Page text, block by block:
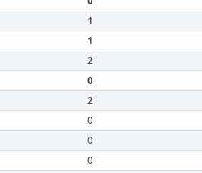
1
1
2
0
2
0
0
0